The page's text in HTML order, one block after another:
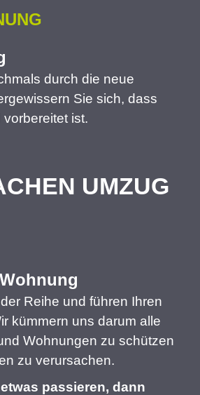
durch die neue
Sie sich, dass
ist.
UMZUG
Reihe und führen Ihren
kümmern uns darum alle
Wohnungen zu schützen
zu verursachen.
passieren, dann